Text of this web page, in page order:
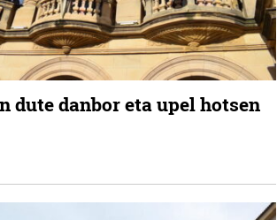
dute danbor eta upel hotsen